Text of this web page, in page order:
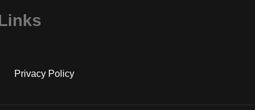
Privacy Policy